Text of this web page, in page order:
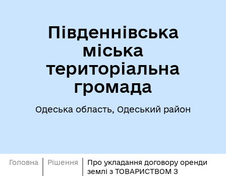
Південнівська
міська
територіальна
громада
Одеська область, Одеський район
Головна Рішення
Про укладання договору оренди
землі з ТОВАРИСТВОМ З